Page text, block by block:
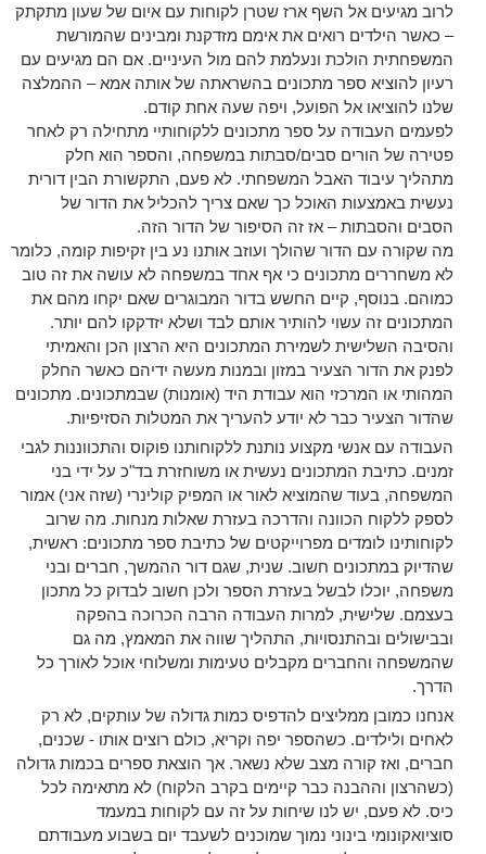
לרוב מגיעים אל השף ארז שטרן לקוחות עם איום של שעון מתקתק
– כאשר הילדים רואים את אימם מזדקנת ומבינים שהמורשת
המשפחתית הולכת ונעלמת להם מול העיניים. אם הם מגיעים עם
רעיון להוציא ספר מתכונים בהשראתה של אותה אמא – ההמלצה
שלנו להוציאו אל הפועל, ויפה שעה אחת קודם.
לפעמים העבודה על ספר מתכונים ללקוחותיי מתחילה רק לאחר
פטירה של הורים סבים/סבתות במשפחה, והספר הוא חלק
מתהליך עיבוד האבל המשפחתי. לא פעם, התקשורת הבין דורית
נעשית באמצעות האוכל כך שאם צריך להכליל את הדור של
הסבים והסבתות – אז זה הסיפור של הדור הזה.
מה שקורה עם הדור שהולך ועוזב אותנו נע בין זקיפות קומה, כלומר
לא משחררים מתכונים כי אף אחד במשפחה לא עושה את זה טוב
כמוהם. בנוסף, קיים החשש בדור המבוגרים שאם יקחו מהם את
המתכונים זה עשוי להותיר אותם לבד ושלא יזדקקו להם יותר.
והסיבה השלישית לשמירת המתכונים היא הרצון הכן והאמיתי
לפנק את הדור הצעיר במזון ובמנות מעשה ידיהם כאשר החלק
המהותי או המרכזי הוא עבודת היד (אומנות) שבמתכונים. מתכונים
שהדור הצעיר כבר לא יודע להעריך את המטלות הסזיפיות.
העבודה עם אנשי מקצוע נותנת ללקוחותנו פוקוס והתכווננות לגבי
זמנים. כתיבת המתכונים נעשית או משוחזרת בד"כ על ידי בני
המשפחה, בעוד שהמוציא לאור או המפיק קולינרי (שזה אני) אמור
לספק ללקוח הכוונה והדרכה בעזרת שאלות מנחות. מה שרוב
לקוחותינו לומדים מפרוייקטים של כתיבת ספר מתכונים: ראשית,
שהדיוק במתכונים חשוב. שנית, שגם דור ההמשך, חברים ובני
משפחה, יוכלו לבשל בעזרת הספר ולכן חשוב לבדוק כל מתכון
בעצמם. שלישית, למרות העבודה הרבה הכרוכה בהפקה
ובבישולים ובהתנסויות, התהליך שווה את המאמץ, מה גם
שהמשפחה והחברים מקבלים טעימות ומשלוחי אוכל לאורך כל
הדרך.
אנחנו כמובן ממליצים להדפיס כמות גדולה של עותקים, לא רק
לאחים ולילדים. כשהספר יפה וקריא, כולם רוצים אותו - שכנים,
חברים, ואז קורה מצב שלא נשאר. אך הוצאת ספרים בכמות גדולה
(כשהרצון וההבנה כבר קיימים בקרב הלקוח) לא מתאימה לכל
כיס. לא פעם, יש לנו שיחות על זה עם לקוחות במעמד
סוציואקונומי בינוני נמוך שמוכנים לשעבד יום בשבוע מעבודתם